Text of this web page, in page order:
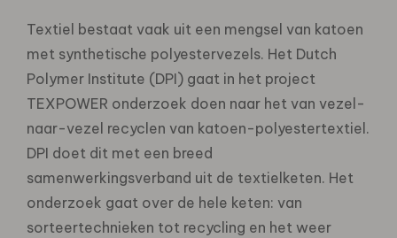
Textiel bestaat vaak uit een mengsel van katoen
met synthetische polyestervezels. Het Dutch
Polymer Institute (DPI) gaat in het project
TEXPOWER onderzoek doen naar het van vezel-
naar-vezel recyclen van katoen-polyestertextiel.
DPI doet dit met een breed
samenwerkingsverband uit de textielketen. Het
onderzoek gaat over de hele keten: van
sorteertechnieken tot recycling en het weer